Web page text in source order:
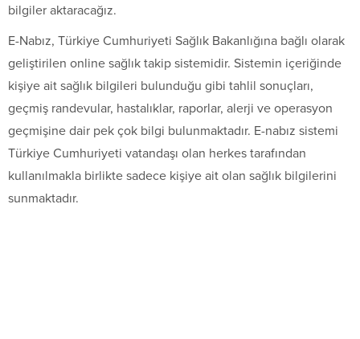
bilgiler aktaracağız.
E-Nabız, Türkiye Cumhuriyeti Sağlık Bakanlığına bağlı olarak
geliştirilen online sağlık takip sistemidir. Sistemin içeriğinde
kişiye ait sağlık bilgileri bulunduğu gibi tahlil sonuçları,
geçmiş randevular, hastalıklar, raporlar, alerji ve operasyon
geçmişine dair pek çok bilgi bulunmaktadır. E-nabız sistemi
Türkiye Cumhuriyeti vatandaşı olan herkes tarafından
kullanılmakla birlikte sadece kişiye ait olan sağlık bilgilerini
sunmaktadır.